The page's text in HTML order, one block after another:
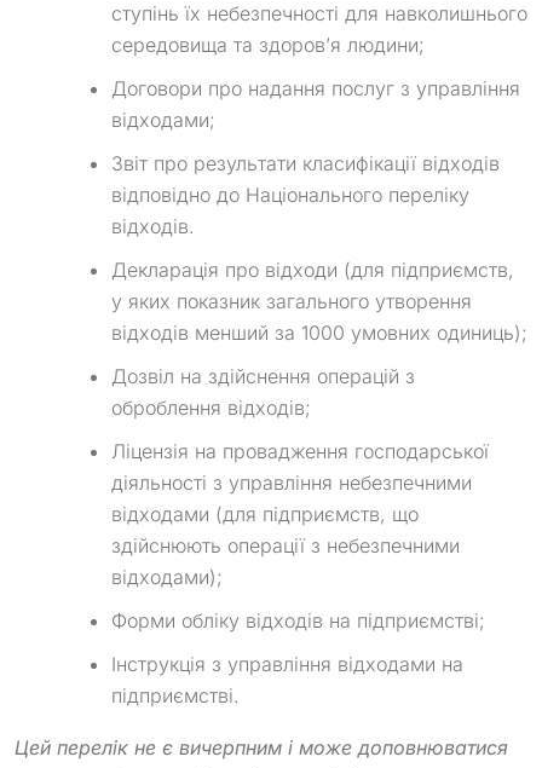
ступінь їх небезпечності для навколишнього
середовища та здоров’я людини;
Договори про надання послуг з управління
відходами;
Звіт про результати класифікації відходів
відповідно до Національного переліку
відходів.
Декларація про відходи (для підприємств,
у яких показник загального утворення
відходів менший за 1000 умовних одиниць);
Дозвіл на здійснення операцій з
оброблення відходів;
Ліцензія на провадження господарської
діяльності з управління небезпечними
відходами (для підприємств, що
здійснюють операції з небезпечними
відходами);
Форми обліку відходів на підприємстві;
Інструкція з управління відходами на
підприємстві.
Цей перелік не є вичерпним і може доповнюватися